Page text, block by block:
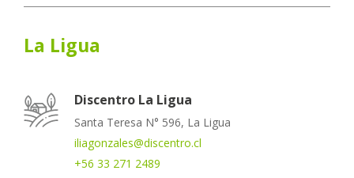
La Ligua
Discentro La Ligua
Santa Teresa N° 596, La Ligua
iliagonzales@discentro.cl
+56 33 271 2489